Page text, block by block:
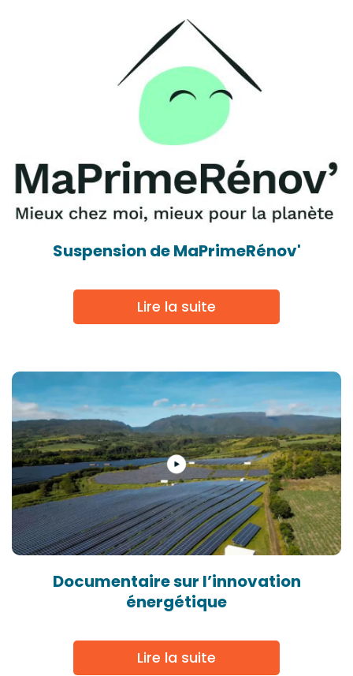
Suspension de MaPrimeRénov'
Lire la suite
Documentaire sur l’innovation
énergétique
Lire la suite